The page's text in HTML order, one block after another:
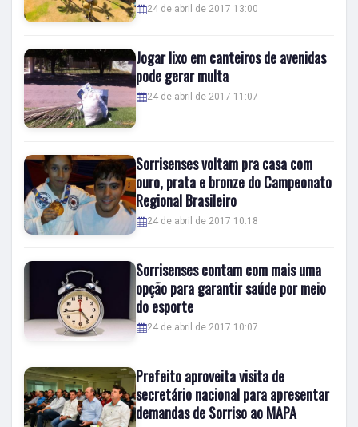
24 de abril de 2017 13:00
Jogar lixo em canteiros de avenidas
pode gerar multa
24 de abril de 2017 11:07
Sorrisenses voltam pra casa com
ouro, prata e bronze do Campeonato
Regional Brasileiro
24 de abril de 2017 10:18
Sorrisenses contam com mais uma
opção para garantir saúde por meio
do esporte
24 de abril de 2017 10:07
Prefeito aproveita visita de
secretário nacional para apresentar
demandas de Sorriso ao MAPA